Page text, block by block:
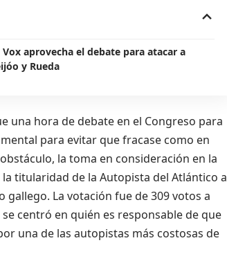
Vox aprovecha el debate para atacar a
y Rueda
una hora de debate en el Congreso para
para evitar que fracase como en
la toma en consideración en la
titularidad de la Autopista del Atlántico a
La votación fue de 309 votos a
centró en quién es responsable de que
una de las autopistas más costosas de